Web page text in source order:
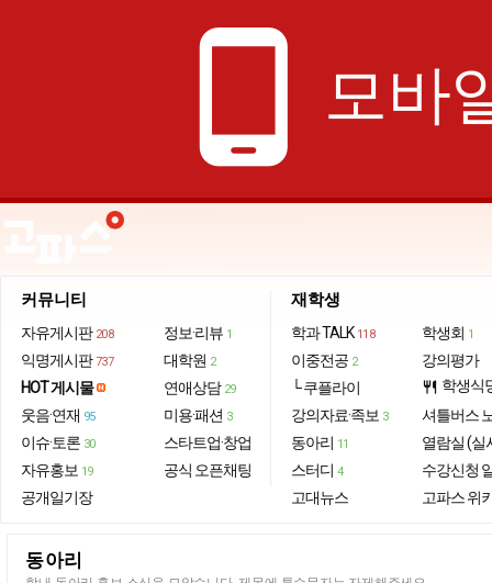
phone_android 모바
커뮤니티
자유게시판 208
익명게시판 737
HOT 게시물
웃음·연재 95
이슈·토론 30
자유홍보 19
공개일기장
정보·리뷰 1
대학원 2
연애상담 29
미용·패션 3
스타트업·창업
공식 오픈채팅
재학생
학과 TALK 118
이중전공 2
└ 쿠플라이
강의자료·족보 3
동아리 11
스터디 4
고대뉴스
학생회 1
강의평가
restaurant 학생식
셔틀버스
열람실 (실
수강신청
고파스 위
동아리